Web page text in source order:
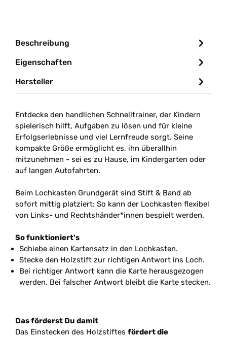
Beschreibung
Eigenschaften
Hersteller
Entdecke den handlichen Schnelltrainer, der Kindern
spielerisch hilft, Aufgaben zu lösen und für kleine
Erfolgserlebnisse und viel Lernfreude sorgt. Seine
kompakte Größe ermöglicht es, ihn überallhin
mitzunehmen - sei es zu Hause, im Kindergarten oder
auf langen Autofahrten.
Beim Lochkasten Grundgerät sind Stift & Band ab
sofort mittig platziert: So kann der Lochkasten flexibel
von Links- und Rechtshänder*innen bespielt werden.
So funktioniert's
Schiebe einen Kartensatz in den Lochkasten.
Stecke den Holzstift zur richtigen Antwort ins Loch.
Bei richtiger Antwort kann die Karte herausgezogen
werden. Bei falscher Antwort bleibt die Karte stecken.
Das förderst Du damit
Das Einstecken des Holzstiftes fördert die